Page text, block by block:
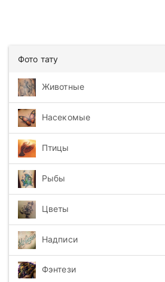
Фото тату
Животные
Насекомые
Птицы
Рыбы
Цветы
Надписи
Фэнтези